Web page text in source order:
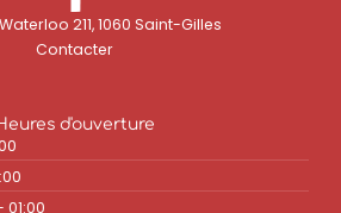
211, 1060 Saint-Gilles
Contacter
d'ouverture
01:00